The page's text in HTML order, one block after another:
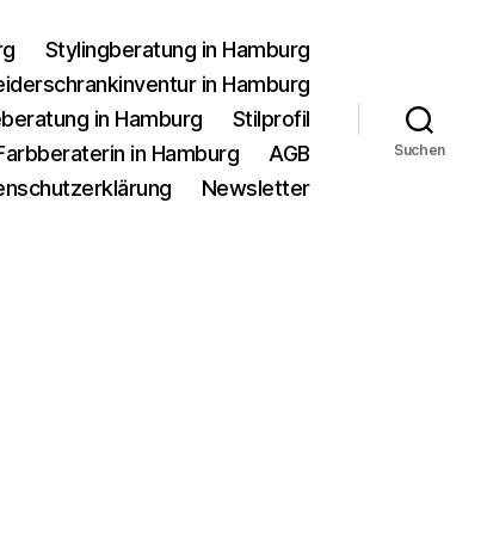
Stylingberatung in Hamburg
in Hamburg
in Hamburg
Stilprofil
in Hamburg
AGB
Newsletter
Suchen